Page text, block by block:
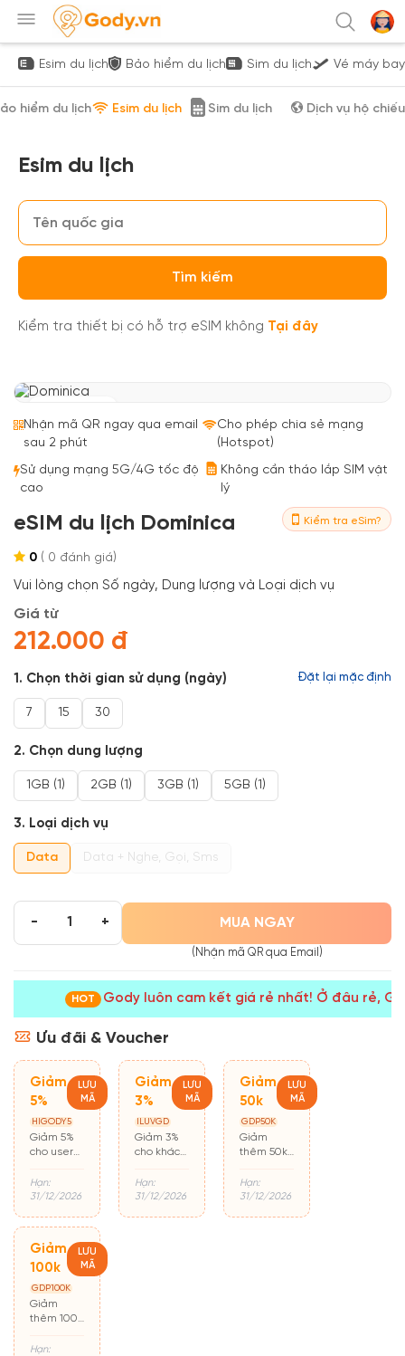
Esim du lịch Bảo hiểm du lịch Sim du lịch Vé máy bay
hiểm du lịch Esim du lịch Sim du lịch Dịch vụ hộ chiếu
Esim du lịch
Tìm kiếm
Kiểm tra thiết bị có hỗ trợ eSIM không Tại đây
Nhận mã QR ngay qua email
sau 2 phút
Cho phép chia sẻ mạng
(Hotspot)
Sử dụng mạng 5G/4G tốc độ
cao
Không cần tháo lắp SIM vật
lý
eSIM du lịch Dominica Kiểm tra eSim?
0 ( 0 đánh giá)
Vui lòng chọn Số ngày, Dung lượng và Loại dịch vụ
Giá từ
212.000 đ
1. Chọn thời gian sử dụng (ngày) Đặt lại mặc định
7 15 30
2. Chọn dung lượng
1GB (1) 2GB (1) 3GB (1) 5GB (1)
3. Loại dịch vụ
Data Data + Nghe, Gọi, Sms
- + MUA NGAY
(Nhận mã QR qua Email)
HOT Gody luôn cam kết giá rẻ nhất! Ở đâu rẻ,
Ưu đãi & Voucher
Giảm
5%
LƯU
MÃ
HIGODY5
Giảm 5%
cho user
hàng lần
đầu
Hạn:
31/12/2026
Giảm
3%
LƯU
MÃ
ILUVGD
Giảm 3%
cho khách
Hạn:
31/12/2026
Giảm
50k
LƯU
MÃ
GDP50K
Giảm
thêm 50k
500k
Hạn:
31/12/2026
Giảm
100k
LƯU
MÃ
GDP100K
Giảm
thêm 100k
500k
Hạn: